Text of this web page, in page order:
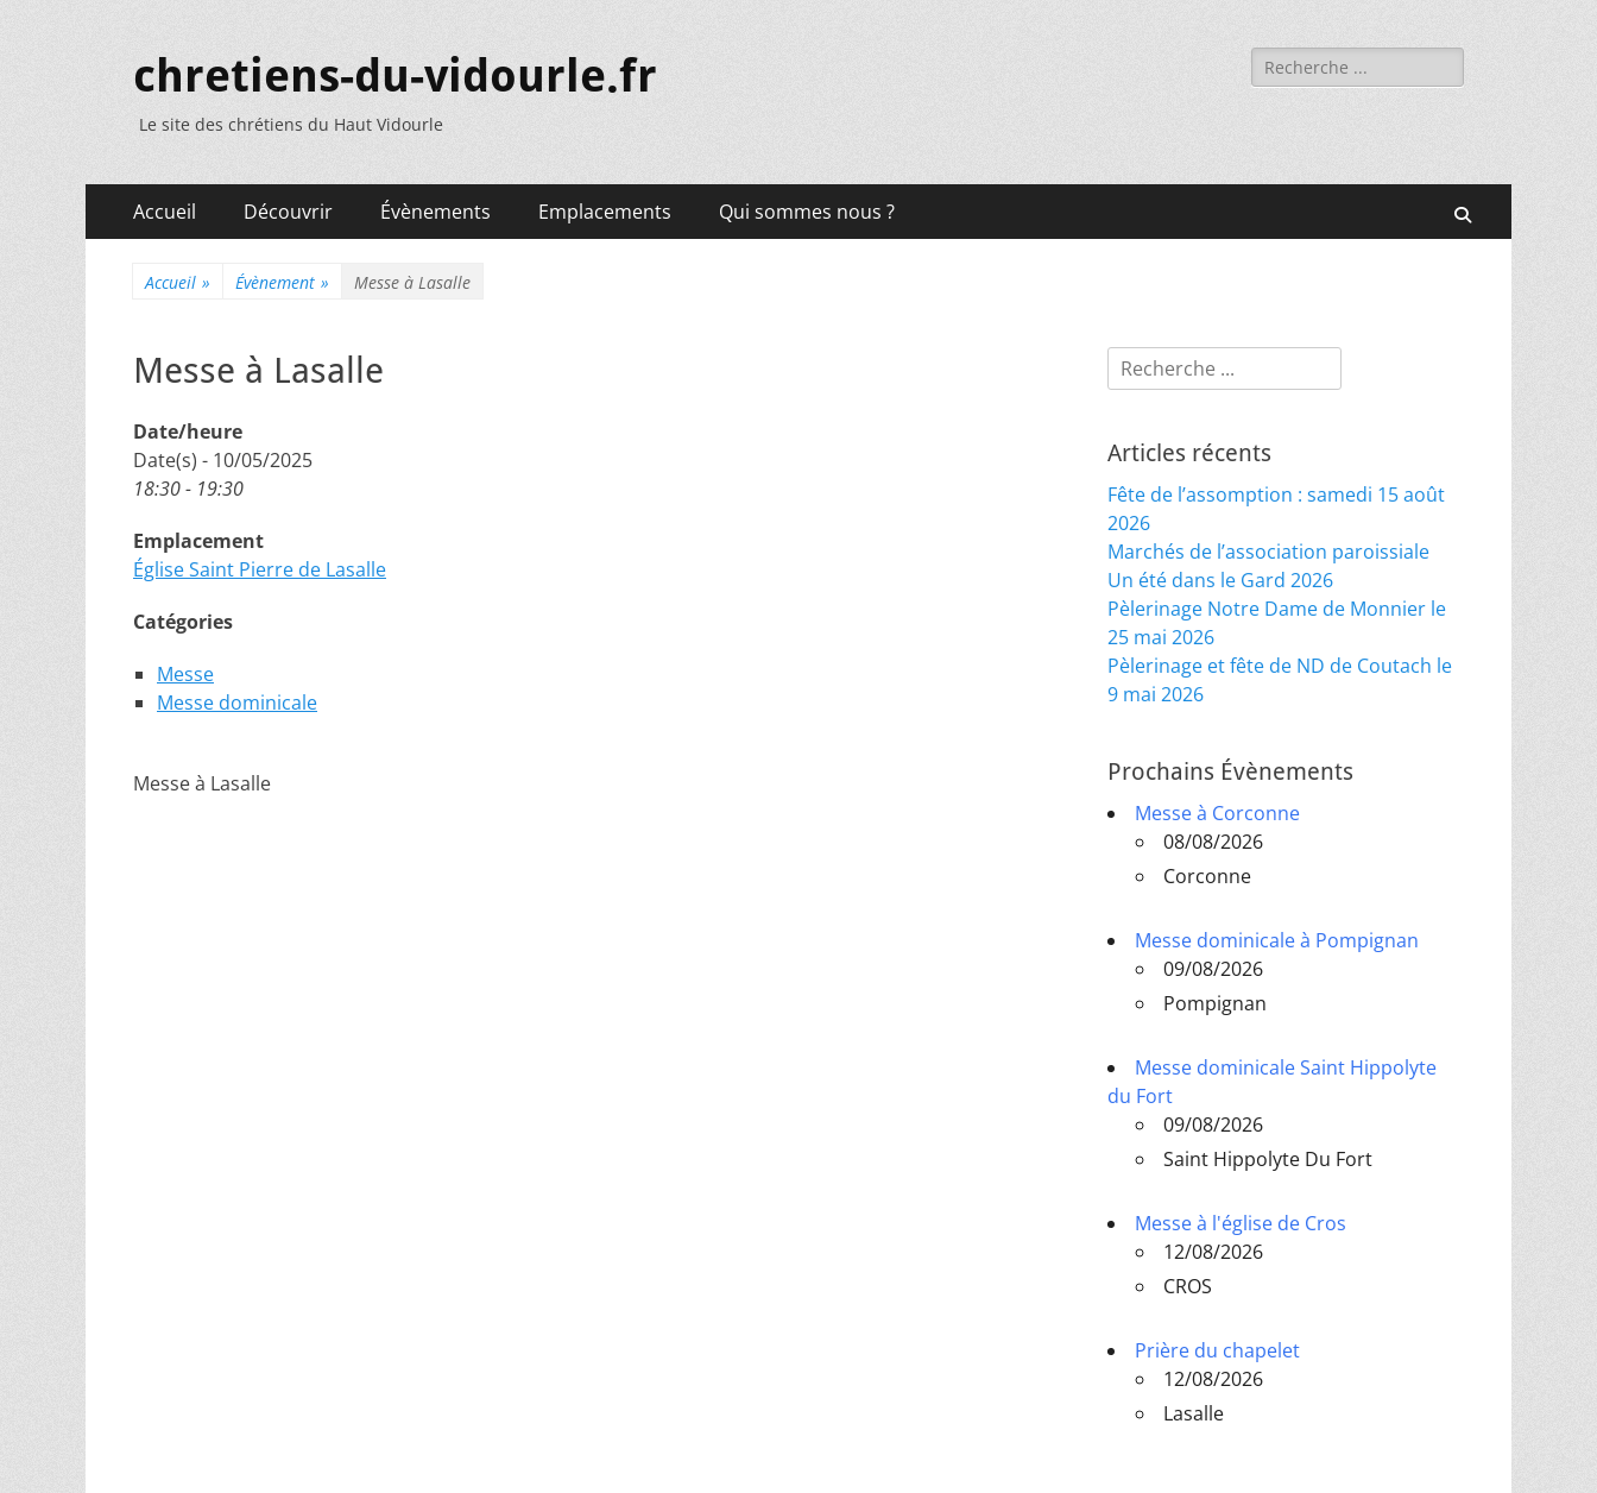
chretiens-du-vidourle.fr
Le site des chrétiens du Haut Vidourle
Rechercher :
Menu
principal
Accueil Découvrir Évènements Emplacements Qui sommes nous ?
Accueil » Évènement » Messe à Lasalle
Messe à Lasalle
Date/heure
Date(s) - 10/05/2025
18:30 - 19:30
Emplacement
Église Saint Pierre de Lasalle
Catégories
Messe
Messe dominicale
Messe à Lasalle
Rechercher :
Articles récents
Fête de l’assomption : samedi 15 août
2026
Marchés de l’association paroissiale
Un été dans le Gard 2026
Pèlerinage Notre Dame de Monnier le
25 mai 2026
Pèlerinage et fête de ND de Coutach le
9 mai 2026
Prochains Évènements
Messe à Corconne
08/08/2026
Corconne
Messe dominicale à Pompignan
09/08/2026
Pompignan
Messe dominicale Saint Hippolyte
du Fort
09/08/2026
Saint Hippolyte Du Fort
Messe à l'église de Cros
12/08/2026
CROS
Prière du chapelet
12/08/2026
Lasalle